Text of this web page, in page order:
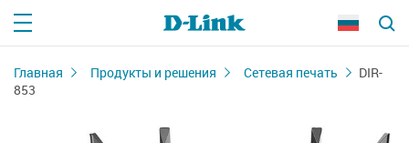
Главная Продукты и решения Сетевая печать
DIR-
853